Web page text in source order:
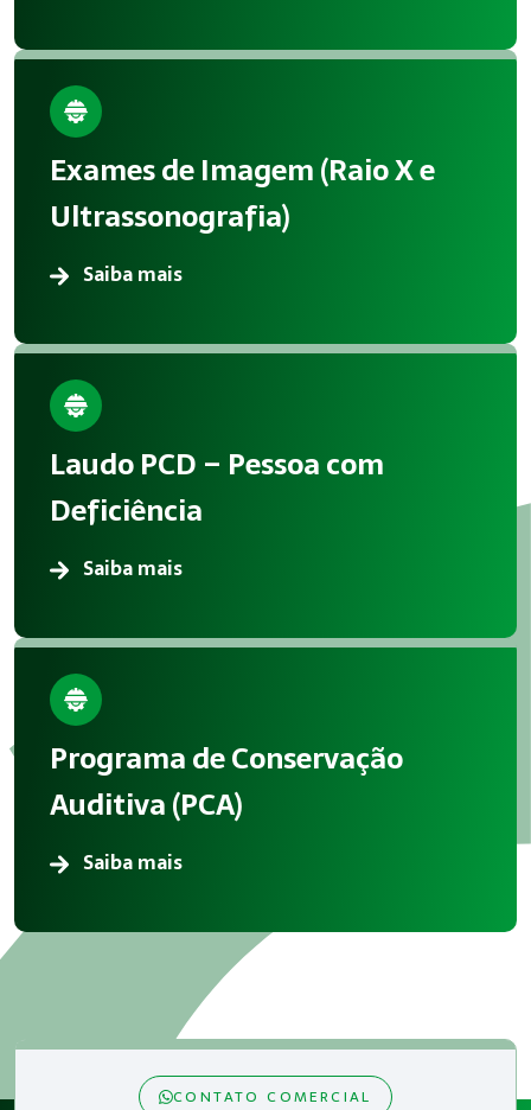
Exames de Imagem (Raio X e
Ultrassonografia)
Saiba mais
Laudo PCD – Pessoa com
Deficiência
Saiba mais
Programa de Conservação
Auditiva (PCA)
Saiba mais
CONTATO COMERCIAL